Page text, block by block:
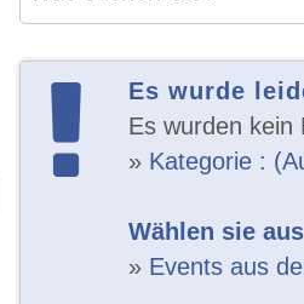
Es wurde
Es wurden kein
» Kategorie :
Wählen sie
» Events aus